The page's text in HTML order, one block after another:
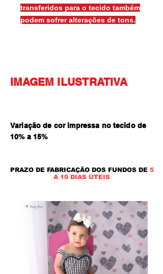
transferidos para o tecido também
podem sofrer alterações de tons.
IMAGEM ILUSTRATIVA
Variação de cor impressa no tecido de
10% a 15%
PRAZO DE FABRICAÇÃO DOS FUNDOS DE 5
A 10 DIAS ÚTEIS